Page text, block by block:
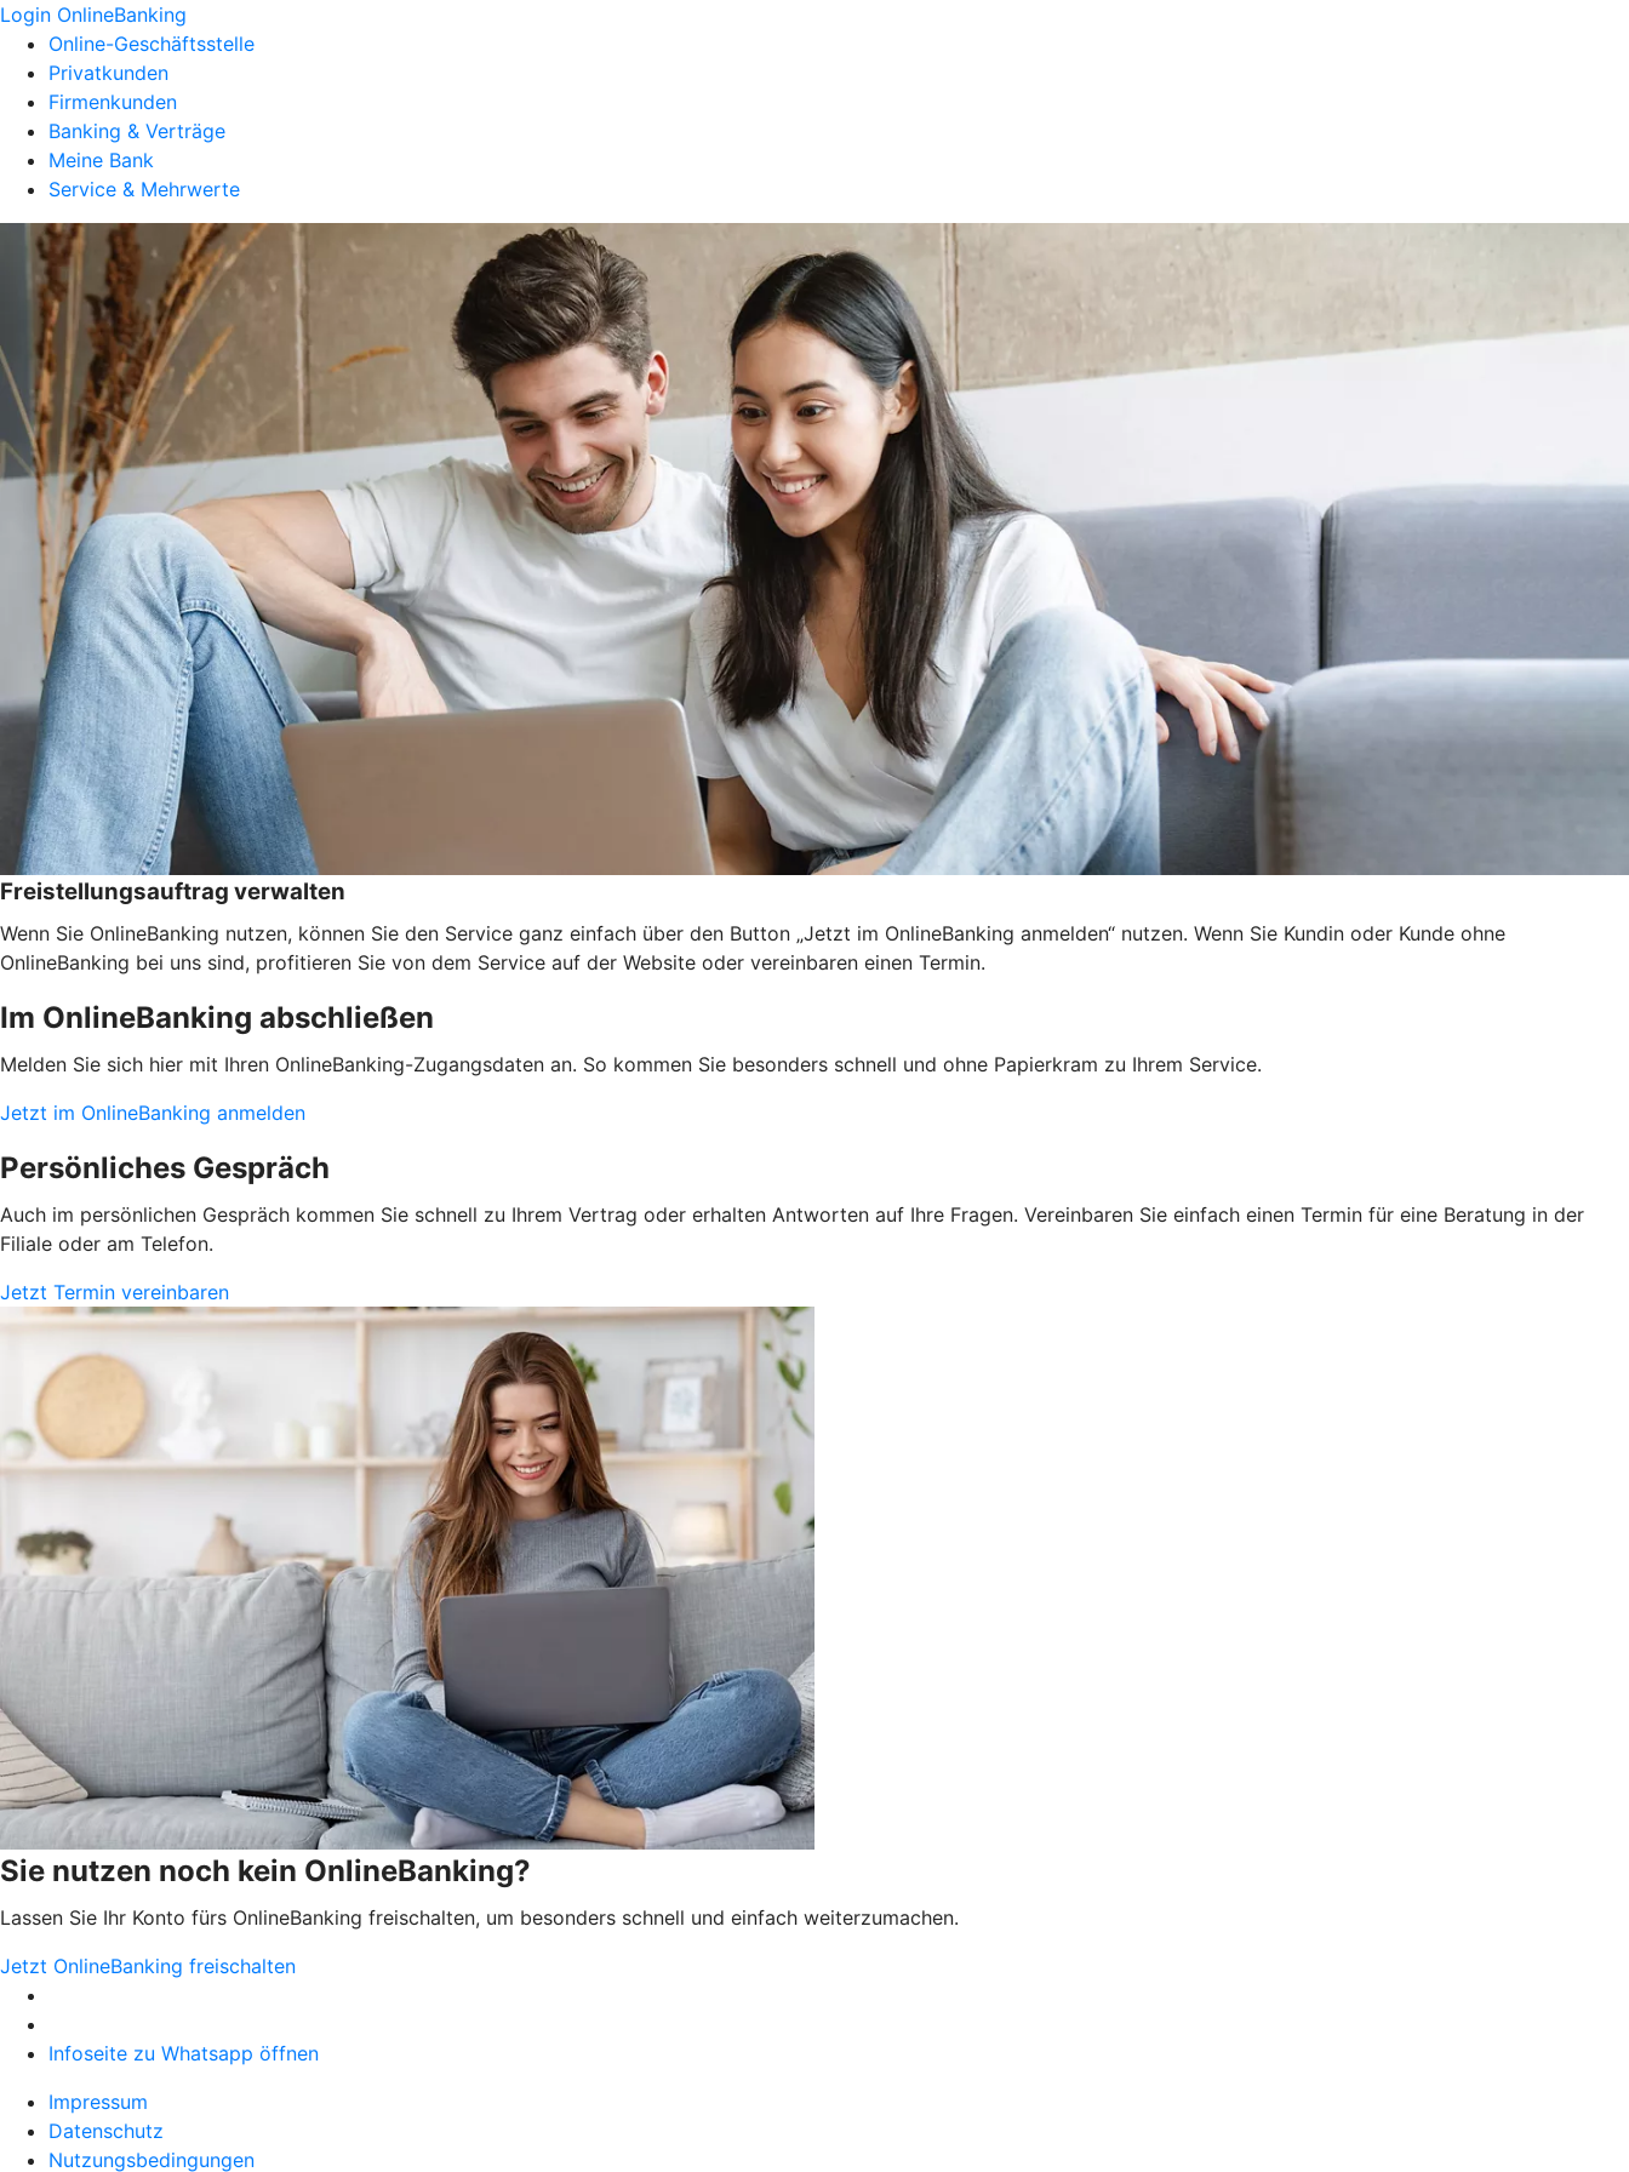
Login OnlineBanking
Online-Geschäftsstelle
Privatkunden
Firmenkunden
Banking & Verträge
Meine Bank
Service & Mehrwerte
Freistellungsauftrag verwalten
Wenn Sie OnlineBanking nutzen, können Sie den Service ganz einfach über den Button „Jetzt im OnlineBanking anmelden“ nutzen. Wenn Sie Kundin oder Kunde ohne
OnlineBanking bei uns sind, profitieren Sie von dem Service auf der Website oder vereinbaren einen Termin.
Im OnlineBanking abschließen
Melden Sie sich hier mit Ihren OnlineBanking-Zugangsdaten an. So kommen Sie besonders schnell und ohne Papierkram zu Ihrem Service.
Jetzt im OnlineBanking anmelden
Persönliches Gespräch
Auch im persönlichen Gespräch kommen Sie schnell zu Ihrem Vertrag oder erhalten Antworten auf Ihre Fragen. Vereinbaren Sie einfach einen Termin für eine Beratung in der
Filiale oder am Telefon.
Jetzt Termin vereinbaren
Sie nutzen noch kein OnlineBanking?
Lassen Sie Ihr Konto fürs OnlineBanking freischalten, um besonders schnell und einfach weiterzumachen.
Jetzt OnlineBanking freischalten
Infoseite zu Whatsapp öffnen
Impressum
Datenschutz
Nutzungsbedingungen